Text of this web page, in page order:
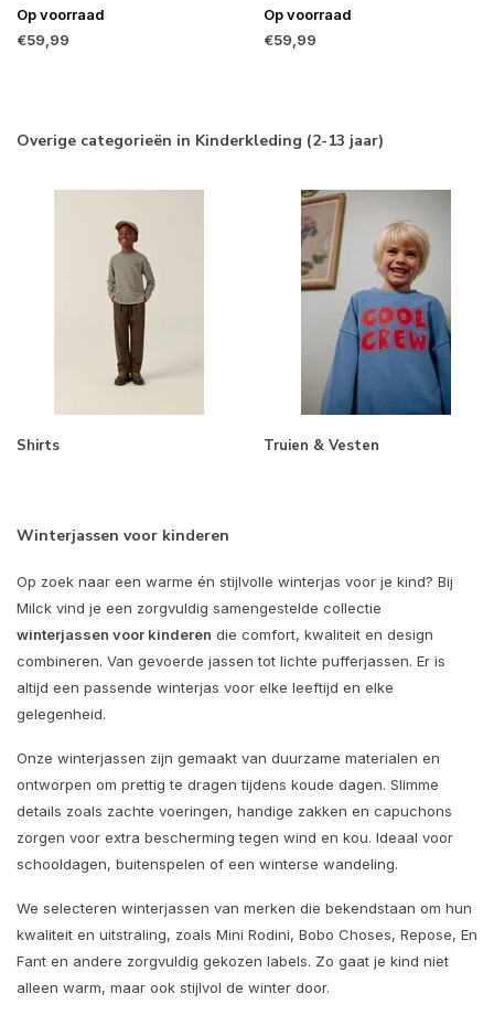
Op voorraad
€59,99
Op voorraad
€59,99
Overige categorieën in Kinderkleding (2-13 jaar)
Shirts Truien & Vesten
Winterjassen voor kinderen
Op zoek naar een warme én stijlvolle winterjas voor je kind? Bij
Milck vind je een zorgvuldig samengestelde collectie
winterjassen voor kinderen die comfort, kwaliteit en design
combineren. Van gevoerde jassen tot lichte pufferjassen. Er is
altijd een passende winterjas voor elke leeftijd en elke
gelegenheid.
Onze winterjassen zijn gemaakt van duurzame materialen en
ontworpen om prettig te dragen tijdens koude dagen. Slimme
details zoals zachte voeringen, handige zakken en capuchons
zorgen voor extra bescherming tegen wind en kou. Ideaal voor
schooldagen, buitenspelen of een winterse wandeling.
We selecteren winterjassen van merken die bekendstaan om hun
kwaliteit en uitstraling, zoals Mini Rodini, Bobo Choses, Repose, En
Fant en andere zorgvuldig gekozen labels. Zo gaat je kind niet
alleen warm, maar ook stijlvol de winter door.